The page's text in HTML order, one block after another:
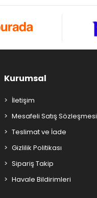
Kurumsal
İletişim
Mesafeli Satış Sözleşmesi
Teslimat ve İade
Gizlilik Politikası
Sipariş Takip
Havale Bildirimleri